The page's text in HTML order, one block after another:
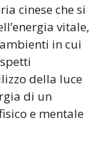
cinese che si
vitale,
in cui
della luce
di un
e mentale